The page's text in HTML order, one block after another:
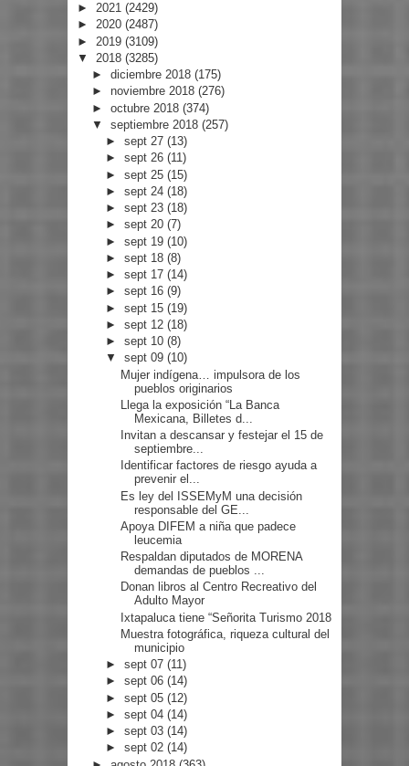
► 2021 (2429)
► 2020 (2487)
► 2019 (3109)
▼ 2018 (3285)
► diciembre 2018 (175)
► noviembre 2018 (276)
► octubre 2018 (374)
▼ septiembre 2018 (257)
►sept 27(13)
►sept 26(11)
►sept 25(15)
►sept 24(18)
►sept 23(18)
►sept 20(7)
►sept 19(10)
►sept 18(8)
►sept 17(14)
►sept 16(9)
►sept 15(19)
►sept 12(18)
►sept 10(8)
▼sept 09(10)
Mujer indígena… impulsora de los
pueblos originarios
Llega la exposición “La Banca
Mexicana, Billetes d...
Invitan a descansar y festejar el 15 de
septiembre...
Identificar factores de riesgo ayuda a
prevenir el...
Es ley del ISSEMyM una decisión
responsable del GE...
Apoya DIFEM a niña que padece
leucemia
Respaldan diputados de MORENA
demandas de pueblos ...
Donan libros al Centro Recreativo del
Adulto Mayor
Ixtapaluca tiene “Señorita Turismo 2018
Muestra fotográfica, riqueza cultural del
municipio
►sept 07(11)
►sept 06(14)
►sept 05(12)
►sept 04(14)
►sept 03(14)
►sept 02(14)